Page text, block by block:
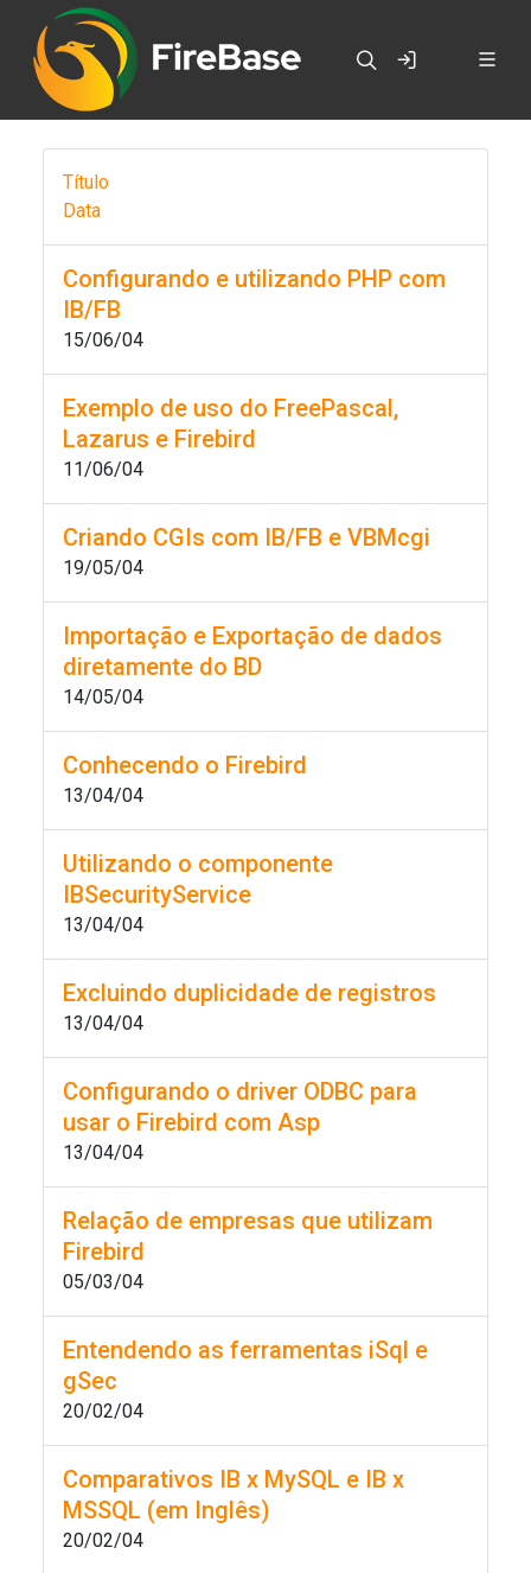
Título
Data
Configurando e utilizando PHP com
IB/FB
15/06/04
Exemplo de uso do FreePascal,
Lazarus e Firebird
11/06/04
Criando CGIs com IB/FB e VBMcgi
19/05/04
Importação e Exportação de dados
diretamente do BD
14/05/04
Conhecendo o Firebird
13/04/04
Utilizando o componente
IBSecurityService
13/04/04
Excluindo duplicidade de registros
13/04/04
Configurando o driver ODBC para
usar o Firebird com Asp
13/04/04
Relação de empresas que utilizam
Firebird
05/03/04
Entendendo as ferramentas iSql e
gSec
20/02/04
Comparativos IB x MySQL e IB x
MSSQL (em Inglês)
20/02/04